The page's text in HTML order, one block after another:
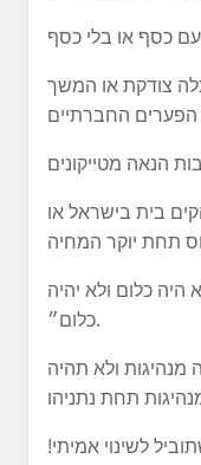
צודקת או המשך
בית בישראל או
היה כלום ולא יהיה
כלום״.
מנהיגות ולא תהיה
לשינוי אמיתי!